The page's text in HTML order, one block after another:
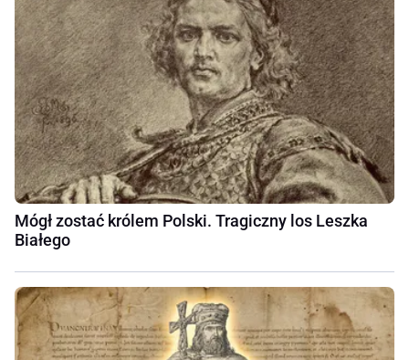
Mógł zostać królem Polski. Tragiczny los Leszka
Białego